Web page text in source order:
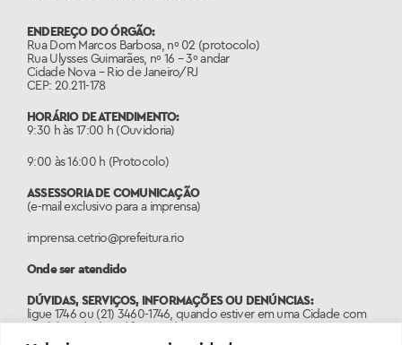
ENDEREÇO DO ÓRGÃO:
Rua Dom Marcos Barbosa, nº 02 (protocolo)
Rua Ulysses Guimarães, nº 16 – 3º andar
Cidade Nova – Rio de Janeiro/RJ
CEP: 20.211-178
HORÁRIO DE ATENDIMENTO:
9:30 h às 17:00 h (Ouvidoria)
9:00 às 16:00 h (Protocolo)
ASSESSORIA DE COMUNICAÇÃO
(e-mail exclusivo para a imprensa)
imprensa.cetrio@prefeitura.rio
Onde ser atendido
DÚVIDAS, SERVIÇOS, INFORMAÇÕES OU DENÚNCIAS:
ligue 1746 ou (21) 3460-1746, quando estiver em uma Cidade com
o código de área diferente do 21.